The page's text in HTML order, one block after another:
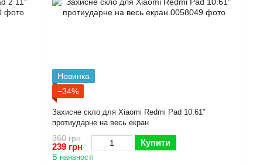
Новинка
−34%
Захисне скло для Xiaomi Redmi Pad 10.61"
протиударне на весь екран
360 грн
239 грн Купити
В наявності